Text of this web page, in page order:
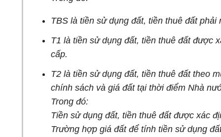
TBS là tiền sử dụng đất, tiền thuê đất phải
T1 là tiền sử dụng đất, tiền thuê đất được
cấp.
T2 là tiền sử dụng đất, tiền thuê đất theo
chính sách và giá đất tại thời điểm Nhà
Trong đó:
Tiền sử dụng đất, tiền thuê đất được xác
Trường hợp giá đất để tính tiền sử dụng